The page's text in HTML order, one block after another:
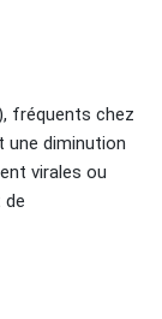
fréquents chez
une diminution
virales ou
de